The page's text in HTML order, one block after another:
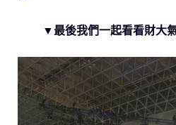
▼最後我們一起看看財大